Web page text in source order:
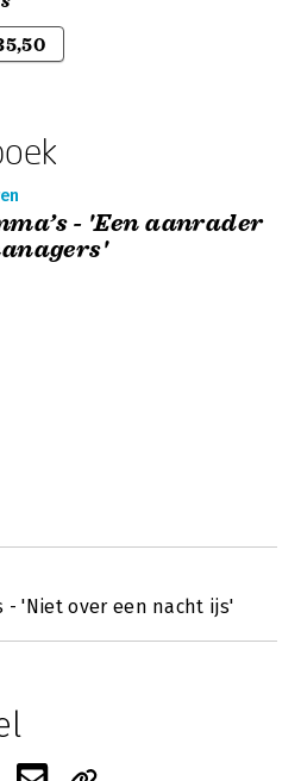
- 'Een aanrader
'Niet over een nacht ijs'